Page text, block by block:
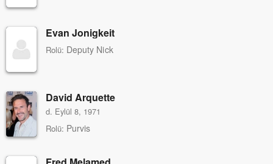
Evan Jonigkeit
Rolü: Deputy Nick
David Arquette
d. Eylül 8, 1971
Rolü: Purvis